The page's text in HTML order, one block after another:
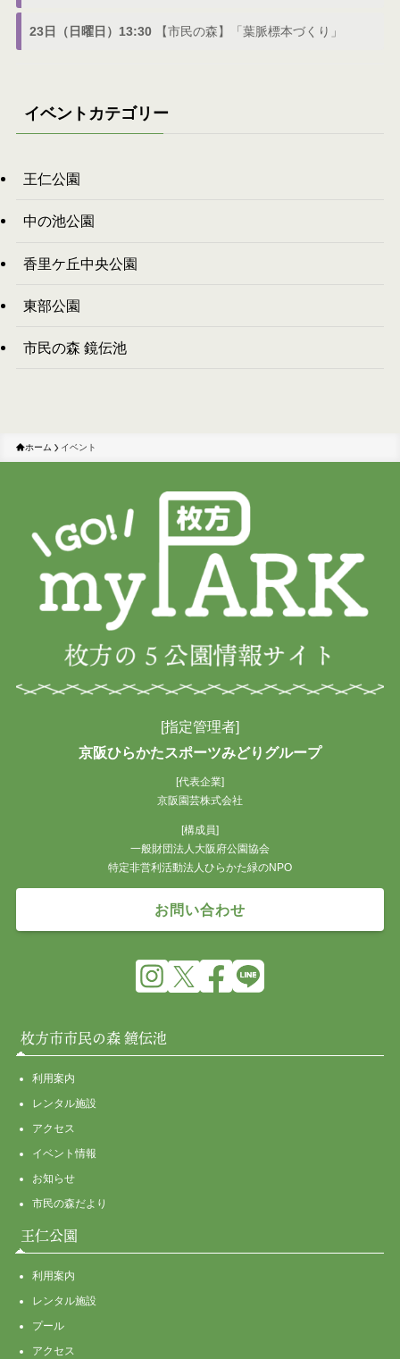
23日（日曜日）13:30 【市民の森】「葉脈標本づくり」
イベントカテゴリー
王仁公園
中の池公園
香里ケ丘中央公園
東部公園
市民の森 鏡伝池
ホーム イベント
[指定管理者]
京阪ひらかたスポーツみどりグループ
[代表企業]
京阪園芸株式会社
[構成員]
一般財団法人大阪府公園協会
特定非営利活動法人ひらかた緑のNPO
お問い合わせ
枚方市市民の森 鏡伝池
利用案内
レンタル施設
アクセス
イベント情報
お知らせ
市民の森だより
王仁公園
利用案内
レンタル施設
プール
アクセス